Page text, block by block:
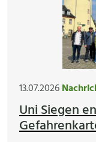
13.07.2026
Uni Siegen